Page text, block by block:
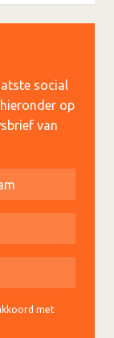
social
op
van
met